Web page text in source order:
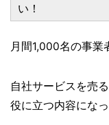
い！
月間1,000名の事業
自社サービスを売
役に立つ内容になっ